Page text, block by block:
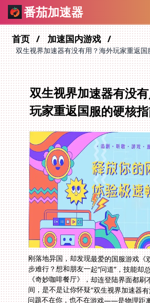
番茄加速器
首页 加速国内游戏
双生视界加速器有没有用？海外玩家重返国
双生视界加速器有没
玩家重返国服的硬核
刚落地异国，却发现最爱的国服游戏《
步难行？想和朋友一起“问道”，技能却
《奇妙咖啡餐厅》，却连登陆界面都
间，是不是让你怀疑"双生视界加速器
问题不在你，也不在游戏——是物理距
防火墙成了"拦路虎"。这份指南，就是
拆解卡顿根源，找到那个真正靠谱的"